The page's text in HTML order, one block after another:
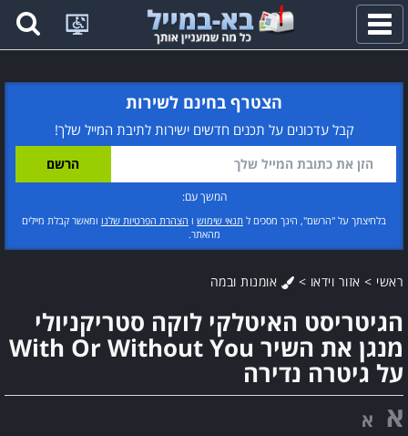
פתח
תפריט
הצטרף בחינם לשירות
קבל עדכונים על תכנים חדשים ישירות לתיבת המייל שלך!
המשך עם:
בלחיצתך על "הרשם", הינך מסכים ל תנאי שימוש ו הצהרת הפרטיות שלנו ומאשר קבלת מיילים
מהאתר.
ראשי > אזור וידאו > אומנות ובמה
הגיטריסט האיטלקי לוקה סטריקניולי
מנגן את השיר With Or Without You
על גיטרה נדירה
א א